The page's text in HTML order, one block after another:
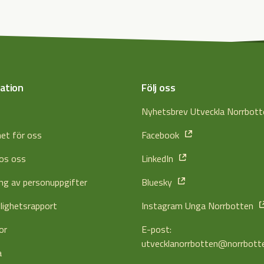
för oss
oss
av personuppgifter
Följ oss
Nyhetsbrev Utveckla
Facebook
LinkedIn
Bluesky
Instagram Unga Norrbotten
E-post: